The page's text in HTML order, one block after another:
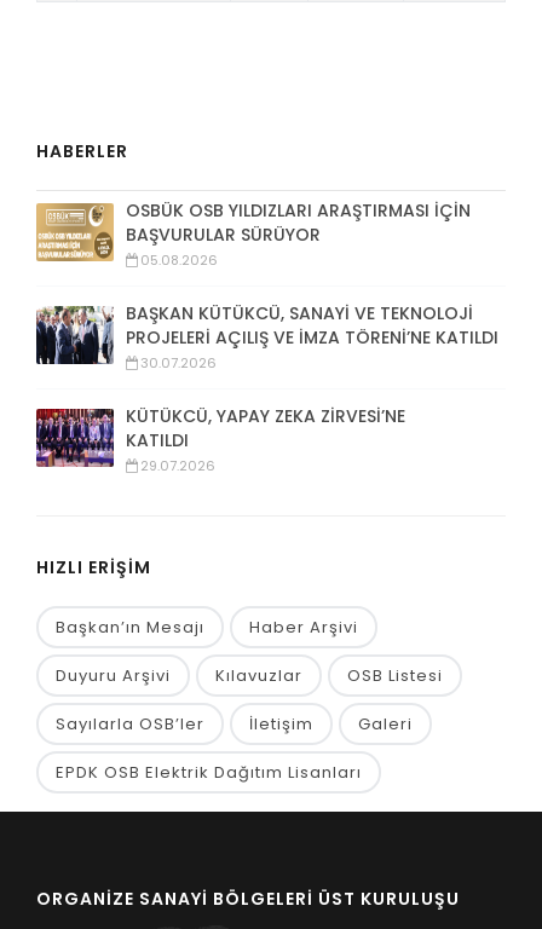
HABERLER
OSBÜK OSB YILDIZLARI ARAŞTIRMASI İÇİN
BAŞVURULAR SÜRÜYOR
05.08.2026
BAŞKAN KÜTÜKCÜ, SANAYİ VE TEKNOLOJİ
PROJELERİ AÇILIŞ VE İMZA TÖRENİ’NE KATILDI
30.07.2026
KÜTÜKCÜ, YAPAY ZEKA ZİRVESİ’NE
KATILDI
29.07.2026
HIZLI ERİŞİM
Başkan’ın Mesajı Haber Arşivi
Duyuru Arşivi Kılavuzlar OSB Listesi
Sayılarla OSB’ler İletişim Galeri
EPDK OSB Elektrik Dağıtım Lisanları
ORGANİZE SANAYİ BÖLGELERİ ÜST KURULUŞU